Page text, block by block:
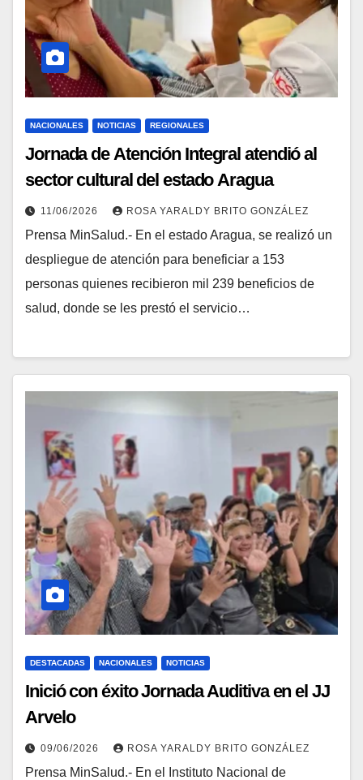
NACIONALES NOTICIAS REGIONALES
Jornada de Atención Integral atendió al
sector cultural del estado Aragua
11/06/2026 ROSA YARALDY BRITO GONZÁLEZ
Prensa MinSalud.- En el estado Aragua, se realizó un
despliegue de atención para beneficiar a 153
personas quienes recibieron mil 239 beneficios de
salud, donde se les prestó el servicio…
DESTACADAS NACIONALES NOTICIAS
Inició con éxito Jornada Auditiva en el JJ
Arvelo
09/06/2026 ROSA YARALDY BRITO GONZÁLEZ
Prensa MinSalud.- En el Instituto Nacional de